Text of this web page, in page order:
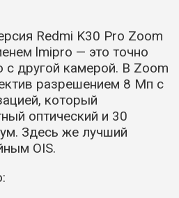
Redmi K30 Pro Zoom
lmipro — это точно
с другой камерой. В Zoom
разрешением 8 Мп с
который
оптический и 30
Здесь же лучший
OIS.